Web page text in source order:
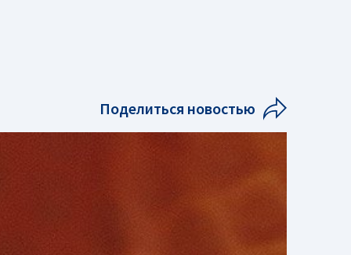
Поделиться новостью